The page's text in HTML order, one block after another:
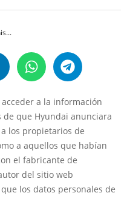
a la información
de que Hyundai anunciara
los propietarios de
a aquellos que habían
el fabricante de
del sitio web
que los datos personales de